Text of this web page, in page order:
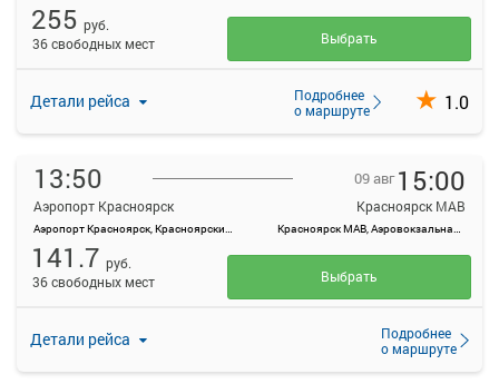
Детали рейса
Подробнее
о маршруте
1.0
255 руб.
36 свободных мест
Выбрать
13:50
Аэропорт Красноярск
Аэропорт Красноярск, Красноярский край, Емельяновский район, а/э Емельяново
09 авг 15:00
Красноярск МАВ
Красноярск МАВ, Аэровокзальная ул., 22
Детали рейса
Подробнее
о маршруте
141.7 руб.
36 свободных мест
Выбрать